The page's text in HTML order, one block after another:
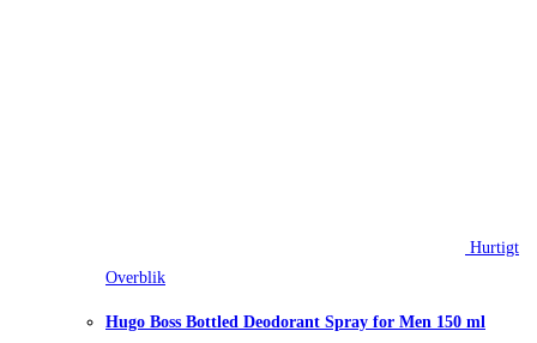
Hurtigt
Overblik
Hugo Boss Bottled Deodorant Spray for Men 150 ml